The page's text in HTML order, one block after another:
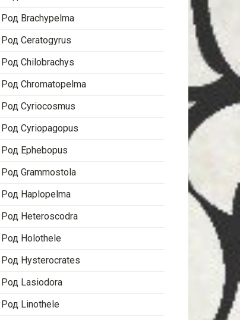
Род Brachypelma
Род Ceratogyrus
Род Chilobrachys
Род Chromatopelma
Род Cyriocosmus
Род Cyriopagopus
Род Ephebopus
Род Grammostola
Род Haplopelma
Род Heteroscodra
Род Holothele
Род Hysterocrates
Род Lasiodora
Род Linothele